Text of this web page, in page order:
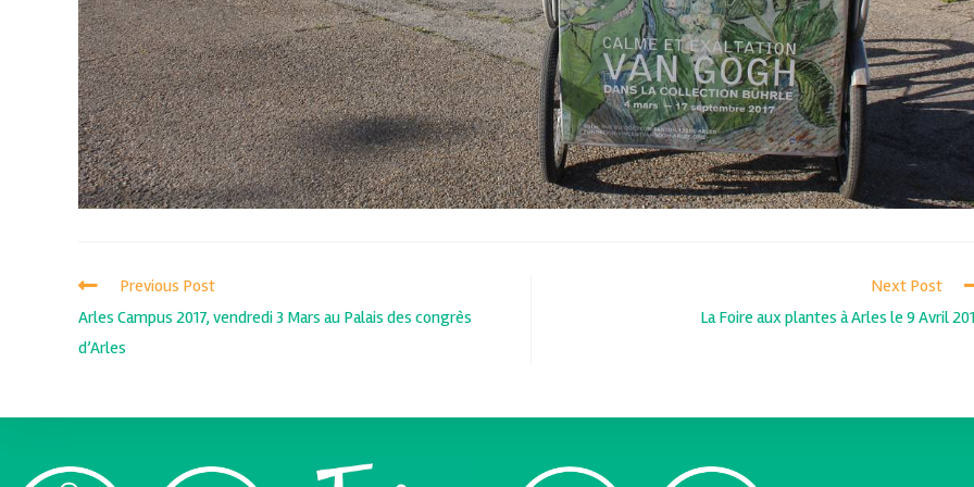
Previous Post
Arles Campus 2017, vendredi 3 Mars au Palais des congrès
d’Arles
Next Post
La Foire aux plantes à Arles le 9 Avril